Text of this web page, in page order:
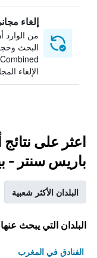
إلغاء
من الوارد
البحث
الإلغاء
اعثر على
باريس سنتر -
البلدان الأكثر شعبية
البلدان التي يبحث
الفنادق في المغرب